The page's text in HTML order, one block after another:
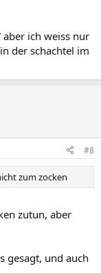
ich weiss nur
der schachtel im
#8
zum zocken
zutun, aber
gesagt, und auch